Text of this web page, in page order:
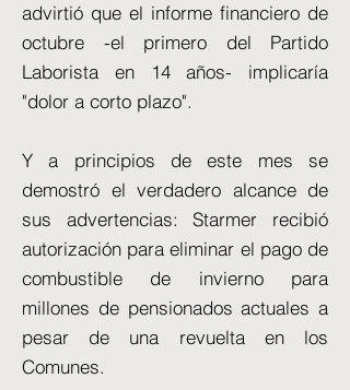
advirtió que el informe financiero de
octubre -el primero del Partido
Laborista en 14 años- implicaría
"dolor a corto plazo".
Y a principios de este mes se
demostró el verdadero alcance de
sus advertencias: Starmer recibió
autorización para eliminar el pago de
combustible de invierno para
millones de pensionados actuales a
pesar de una revuelta en los
Comunes.